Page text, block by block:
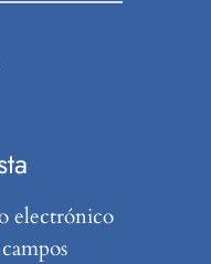
electrónico